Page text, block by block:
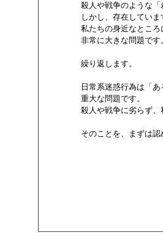
殺人や戦争のような「
しかし、存在していま
私たちの身近なところ
非常に大きな問題です
        繰り返します。
日常系迷惑行為は「あ
        重大な問題です。
殺人や戦争に劣らず、
そのことを、まずは認